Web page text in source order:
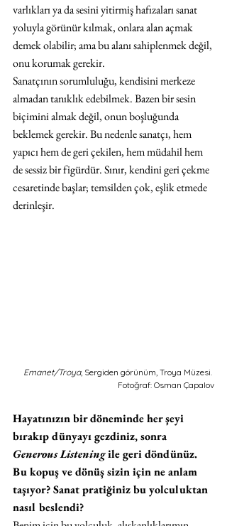
varlıkları ya da sesini yitirmiş hafızaları sanat
yoluyla görünür kılmak, onlara alan açmak
demek olabilir; ama bu alanı sahiplenmek değil,
onu korumak gerekir.
Sanatçının sorumluluğu, kendisini merkeze
almadan tanıklık edebilmek. Bazen bir sesin
biçimini almak değil, onun boşluğunda
beklemek gerekir. Bu nedenle sanatçı, hem
yapıcı hem de geri çekilen, hem müdahil hem
de sessiz bir figürdür. Sınır, kendini geri çekme
cesaretinde başlar; temsilden çok, eşlik etmede
derinleşir.
Emanet/Troya, Sergiden görünüm, Troya Müzesi.
Fotoğraf: Osman Çapalov
Hayatınızın bir döneminde her şeyi
bırakıp dünyayı gezdiniz, sonra
Generous Listening ile geri döndünüz.
Bu kopuş ve dönüş sizin için ne anlam
taşıyor? Sanat pratiğiniz bu yolculuktan
nasıl beslendi?